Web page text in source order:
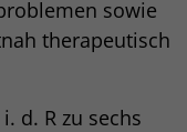
sowie
therapeutisch
d. R zu sechs